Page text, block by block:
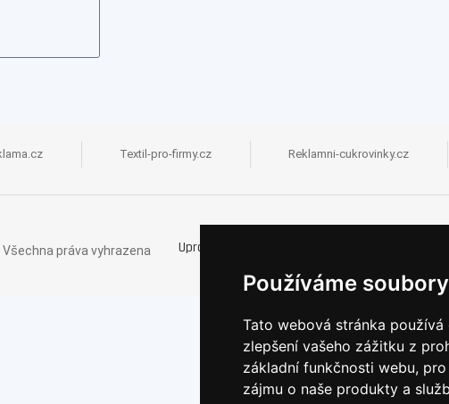
Používáme
Tato webová stránka
zlepšení vašeho zážitku z
základní funkčnosti webu,
zájmu o naše produkty a
Textil-pro-firmy.cz Reklamni-cukrovinky.cz
práva vyhrazena Upravit Cookies